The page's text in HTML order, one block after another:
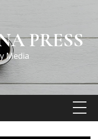
PRESS
Media